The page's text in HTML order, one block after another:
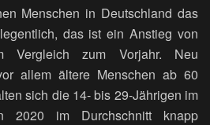
Menschen in Deutschland das
das ist ein Anstieg von
zum Vorjahr. Neu
allem ältere Menschen ab 60
sich die 14- bis 29-Jährigen im
2020 im Durchschnitt knapp